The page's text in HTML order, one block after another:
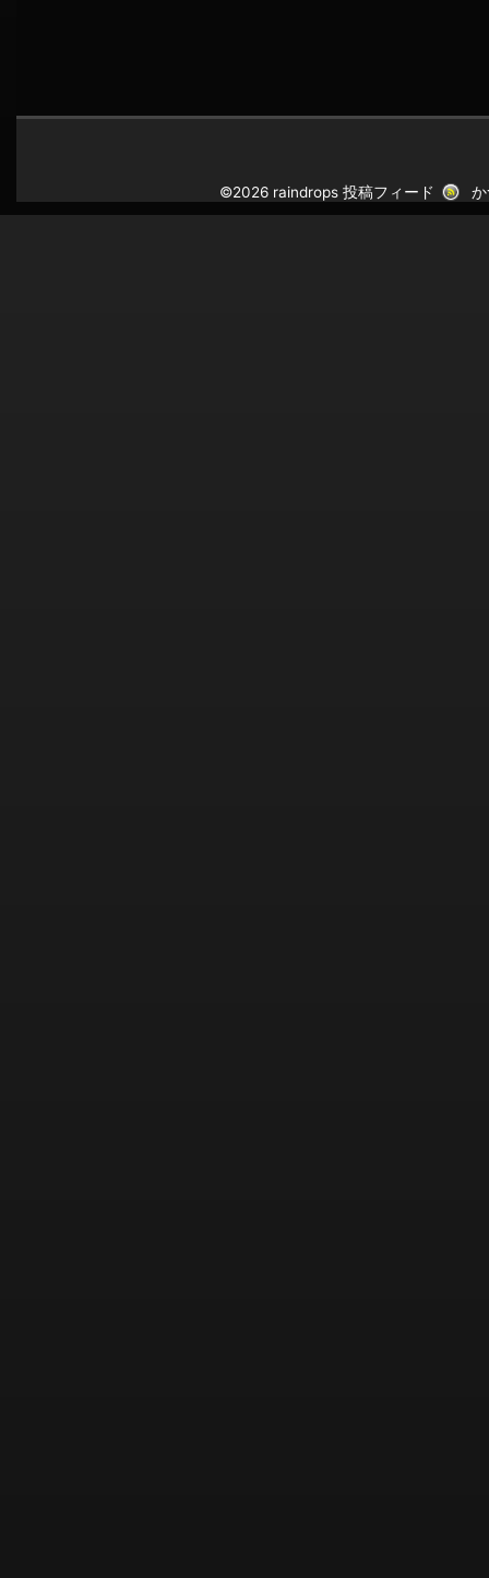
©2026 raindrops投稿フィード